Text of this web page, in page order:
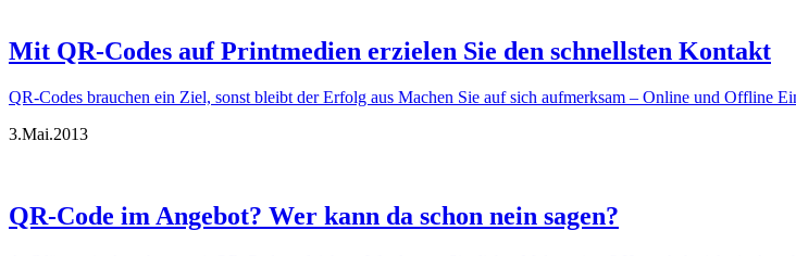
Mit QR-Codes auf Printmedien erzielen Sie den schnellsten Kontakt
QR-Codes brauchen ein Ziel, sonst bleibt der Erfolg aus Machen Sie auf sich aufmerksam – Online und Offline
3.Mai.2013
QR-Code im Angebot? Wer kann da schon nein sagen?